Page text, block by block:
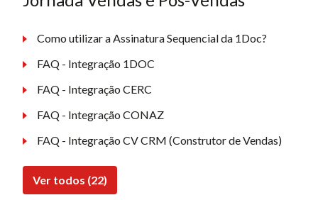
Como utilizar a Assinatura Sequencial da 1Doc?
FAQ - Integração 1DOC
FAQ - Integração CERC
FAQ - Integração CONAZ
FAQ - Integração CV CRM (Construtor de Vendas)
Ver todos (22)